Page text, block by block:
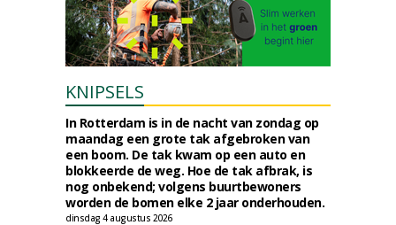
KNIPSELS
In Rotterdam is in de nacht van zondag op
maandag een grote tak afgebroken van
een boom. De tak kwam op een auto en
blokkeerde de weg. Hoe de tak afbrak, is
nog onbekend; volgens buurtbewoners
worden de bomen elke 2 jaar onderhouden.
dinsdag 4 augustus 2026